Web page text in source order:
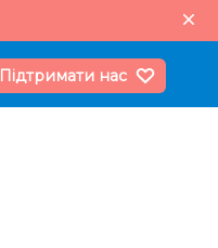
Підтримати нас